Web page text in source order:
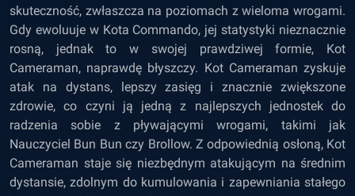
skuteczność, zwłaszcza na poziomach z wieloma wrogami.
Gdy ewoluuje w Kota Commando, jej statystyki nieznacznie
rosną, jednak to w swojej prawdziwej formie, Kot
Cameraman, naprawdę błyszczy. Kot Cameraman zyskuje
atak na dystans, lepszy zasięg i znacznie zwiększone
zdrowie, co czyni ją jedną z najlepszych jednostek do
radzenia sobie z pływającymi wrogami, takimi jak
Nauczyciel Bun Bun czy Brollow. Z odpowiednią osłoną, Kot
Cameraman staje się niezbędnym atakującym na średnim
dystansie, zdolnym do kumulowania i zapewniania stałego